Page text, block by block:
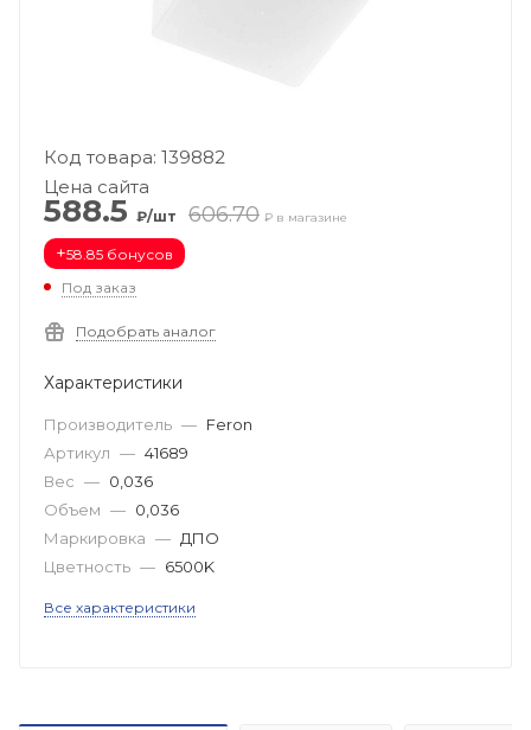
Код товара: 139882
Цена сайта
588.5 ₽/шт 606.70 ₽ в магазине
+58.85 бонусов
Под заказ
Подобрать аналог
Характеристики
Производитель — Feron
Артикул — 41689
Вес — 0,036
Объем — 0,036
Маркировка — ДПО
Цветность — 6500K
Все характеристики